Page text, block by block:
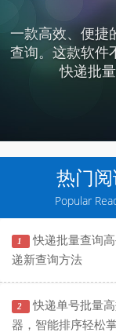
一款专为现代办
但不
热门
Popular
1
快递批量查询
递新查询方法
2
快递单号批量高
器，智能排序轻松